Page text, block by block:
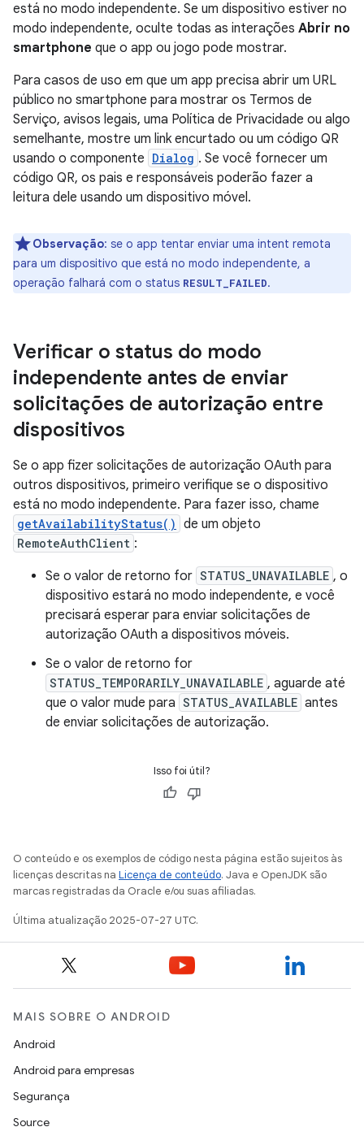
está no modo independente. Se um dispositivo estiver no
modo independente, oculte todas as interações Abrir no
smartphone que o app ou jogo pode mostrar.
Para casos de uso em que um app precisa abrir um URL
público no smartphone para mostrar os Termos de
Serviço, avisos legais, uma Política de Privacidade ou algo
semelhante, mostre um link encurtado ou um código QR
usando o componente Dialog . Se você fornecer um
código QR, os pais e responsáveis poderão fazer a
leitura dele usando um dispositivo móvel.
Observação: se o app tentar enviar uma intent remota
para um dispositivo que está no modo independente, a
operação falhará com o status RESULT_FAILED.
Verificar o status do modo
independente antes de enviar
solicitações de autorização entre
dispositivos
Se o app fizer solicitações de autorização OAuth para
outros dispositivos, primeiro verifique se o dispositivo
está no modo independente. Para fazer isso, chame
getAvailabilityStatus() de um objeto
RemoteAuthClient :
Se o valor de retorno for STATUS_UNAVAILABLE , o
dispositivo estará no modo independente, e você
precisará esperar para enviar solicitações de
autorização OAuth a dispositivos móveis.
Se o valor de retorno for
STATUS_TEMPORARILY_UNAVAILABLE , aguarde até
que o valor mude para STATUS_AVAILABLE antes
de enviar solicitações de autorização.
Isso foi útil?
O conteúdo e os exemplos de código nesta página estão sujeitos às
licenças descritas na Licença de conteúdo. Java e OpenJDK são
marcas registradas da Oracle e/ou suas afiliadas.
Última atualização 2025-07-27 UTC.
MAIS SOBRE O ANDROID
Android
Android para empresas
Segurança
Source